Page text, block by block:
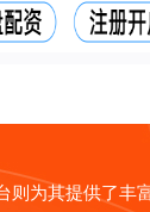
为其提供了丰